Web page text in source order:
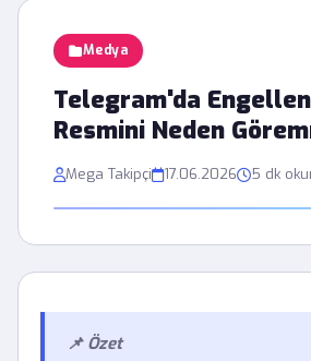
Medya
Telegram'da
Resmini Neden
Mega Takipçi 17.06.2026 5 dk
📌 Özet